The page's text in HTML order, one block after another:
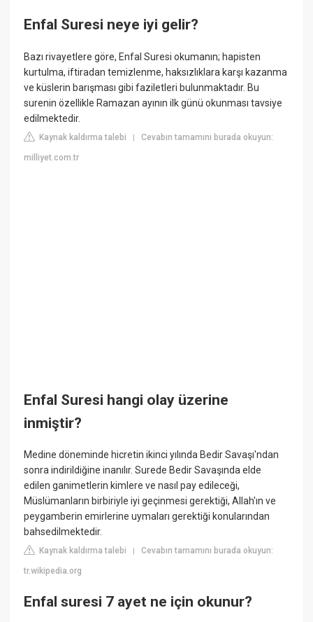
Enfal Suresi neye iyi gelir?
Bazı rivayetlere göre, Enfal Suresi okumanın; hapisten
kurtulma, iftiradan temizlenme, haksızlıklara karşı kazanma
ve küslerin barışması gibi faziletleri bulunmaktadır. Bu
surenin özellikle Ramazan ayının ilk günü okunması tavsiye
edilmektedir.
Kaynak kaldırma talebi |Cevabın tamamını burada okuyun:
milliyet.com.tr
Enfal Suresi hangi olay üzerine
inmiştir?
Medine döneminde hicretin ikinci yılında Bedir Savaşı'ndan
sonra indirildiğine inanılır. Surede Bedir Savaşında elde
edilen ganimetlerin kimlere ve nasıl pay edileceği,
Müslümanların birbiriyle iyi geçinmesi gerektiği, Allah'ın ve
peygamberin emirlerine uymaları gerektiği konularından
bahsedilmektedir.
Kaynak kaldırma talebi |Cevabın tamamını burada okuyun:
tr.wikipedia.org
Enfal suresi 7 ayet ne için okunur?